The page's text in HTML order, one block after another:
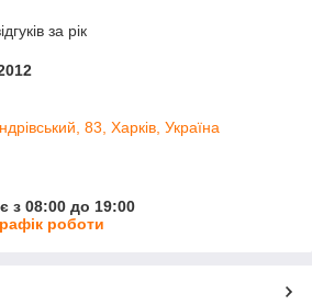
за рік
83, Харків, Україна
з 08:00 до 19:00
роботи